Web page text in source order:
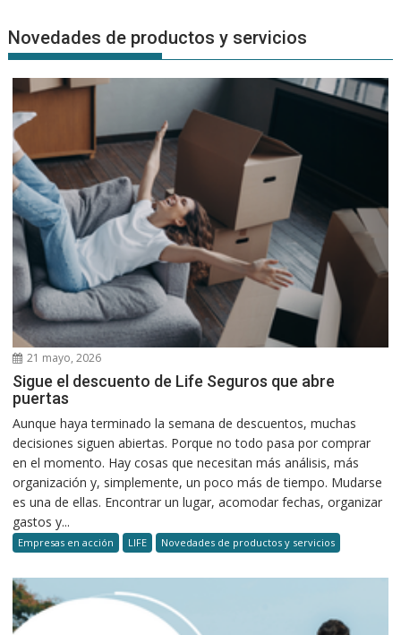
Novedades de productos y servicios
21 mayo, 2026
Sigue el descuento de Life Seguros que abre
puertas
Aunque haya terminado la semana de descuentos, muchas
decisiones siguen abiertas. Porque no todo pasa por comprar
en el momento. Hay cosas que necesitan más análisis, más
organización y, simplemente, un poco más de tiempo. Mudarse
es una de ellas. Encontrar un lugar, acomodar fechas, organizar
gastos y...
Empresas en acción LIFE Novedades de productos y servicios